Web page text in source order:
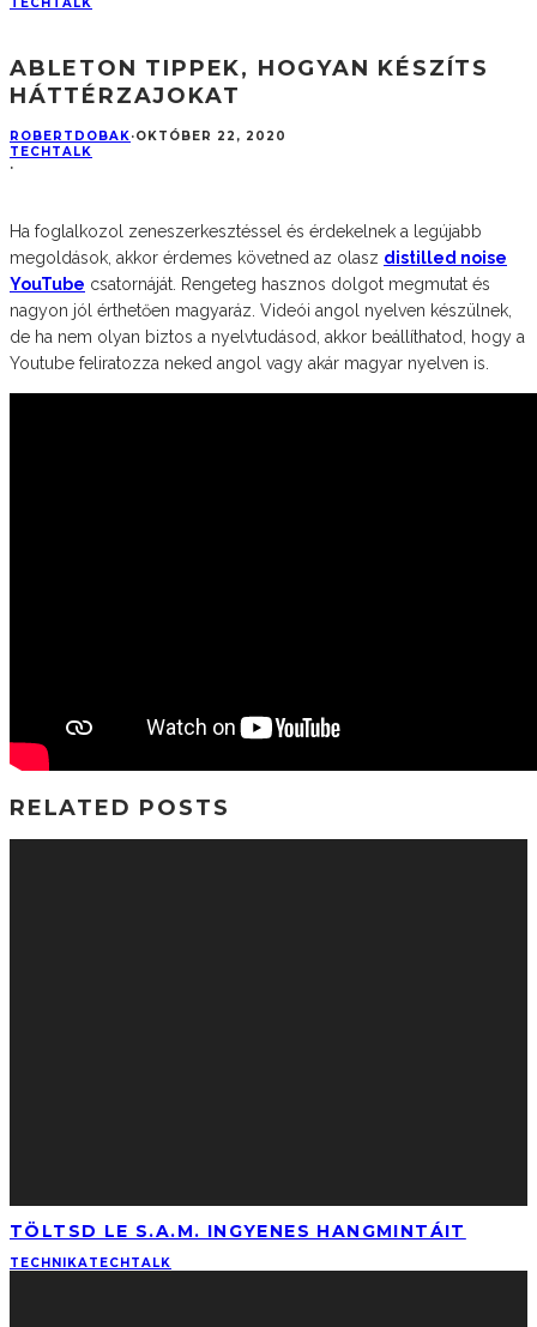
TECHTALK
ABLETON TIPPEK, HOGYAN KÉSZÍTS
HÁTTÉRZAJOKAT
ROBERTDOBAK·OKTÓBER 22, 2020
TECHTALK
·
Ha foglalkozol zeneszerkesztéssel és érdekelnek a legújabb
megoldások, akkor érdemes követned az olasz distilled noise
YouTube csatornáját. Rengeteg hasznos dolgot megmutat és
nagyon jól érthetően magyaráz. Videói angol nyelven készülnek,
de ha nem olyan biztos a nyelvtudásod, akkor beállíthatod, hogy a
Youtube feliratozza neked angol vagy akár magyar nyelven is.
RELATED POSTS
TÖLTSD LE S.A.M. INGYENES HANGMINTÁIT
TECHNIKATECHTALK